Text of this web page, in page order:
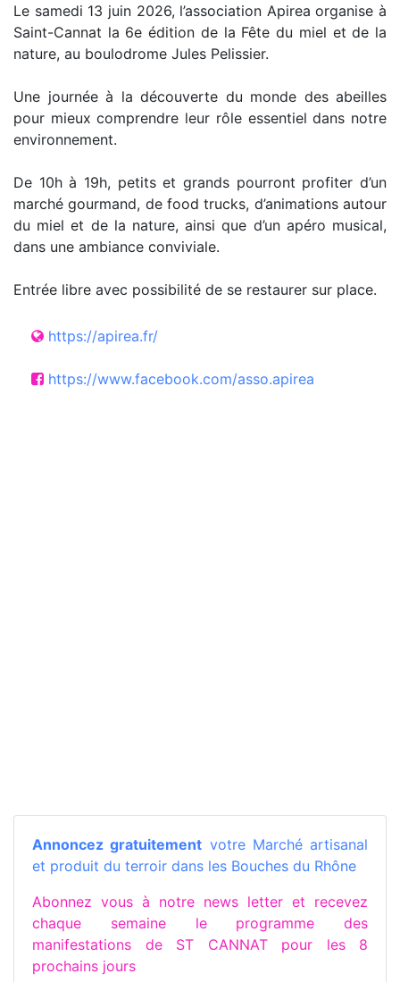
Le samedi 13 juin 2026, l’association Apirea organise à
Saint-Cannat la 6e édition de la Fête du miel et de la
nature, au boulodrome Jules Pelissier.
Une journée à la découverte du monde des abeilles
pour mieux comprendre leur rôle essentiel dans notre
environnement.
De 10h à 19h, petits et grands pourront profiter d’un
marché gourmand, de food trucks, d’animations autour
du miel et de la nature, ainsi que d’un apéro musical,
dans une ambiance conviviale.
Entrée libre avec possibilité de se restaurer sur place.
https://apirea.fr/
https://www.facebook.com/asso.apirea
Annoncez gratuitement votre Marché artisanal
et produit du terroir dans les Bouches du Rhône
Abonnez vous à notre news letter et recevez
chaque semaine le programme des
manifestations de ST CANNAT pour les 8
prochains jours